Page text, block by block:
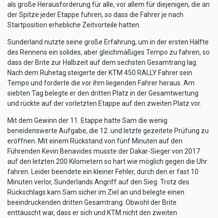
als große Herausforderung für alle, vor allem für diejenigen, die an
der Spitze jeder Etappe fuhren, so dass die Fahrer je nach
Startposition erhebliche Zeitvorteile hatten.
Sunderland nutzte seine große Erfahrung, um in der ersten Hälfte
des Rennens ein solides, aber gleichmäßiges Tempo zu fahren, so
dass der Brite zur Halbzeit auf dem sechsten Gesamtrang lag.
Nach dem Ruhetag steigerte der KTM 450 RALLY Fahrer sein
Tempo und forderte die vor ihm liegenden Fahrer heraus. Am
siebten Tag belegte er den dritten Platz in der Gesamtwertung
und rückte auf der vorletzten Etappe auf den zweiten Platz vor.
Mit dem Gewinn der 11. Etappe hatte Sam die wenig
beneidenswerte Aufgabe, die 12. und letzte gezeitete Prüfung zu
eröffnen. Mit einem Rückstand von fünf Minuten auf den
Führenden Kevin Benavides musste der Dakar-Sieger von 2017
auf den letzten 200 Kilometern so hart wie möglich gegen die Uhr
fahren. Leider beendete ein kleiner Fehler, durch den er fast 10
Minuten verlor, Sunderlands Angriff auf den Sieg. Trotz des
Rückschlags kam Sam sicher im Ziel an und belegte einen
beeindruckenden dritten Gesamtrang. Obwohl der Brite
enttäuscht war, dass er sich und KTM nicht den zweiten